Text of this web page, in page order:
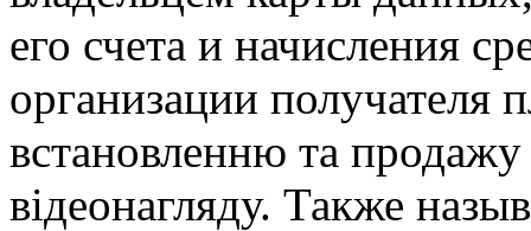
его счета и начисления
организации получателя
встановленню та
відеонагляду. Также